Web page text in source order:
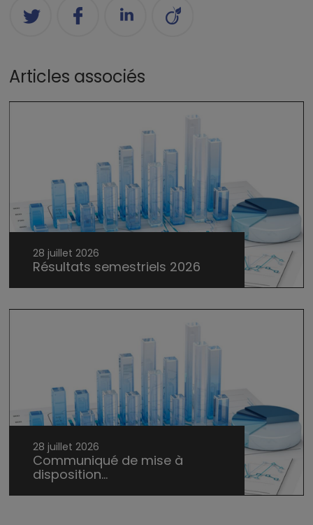
Articles associés
28 juillet 2026
Résultats semestriels 2026
28 juillet 2026
Communiqué de mise à
disposition...